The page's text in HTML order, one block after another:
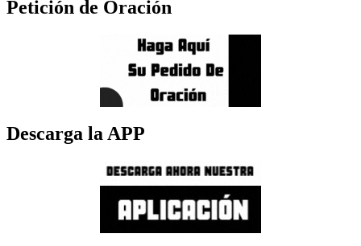
Petición de Oración
Descarga la APP